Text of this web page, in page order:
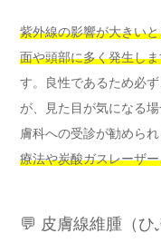
紫外線の影響が大きい
面や頭部に多く発生し
す。良性であるため必
が、見た目が気になる
膚科への受診が勧めら
療法や炭酸ガスレーザ
💬 皮膚線維腫（ひ